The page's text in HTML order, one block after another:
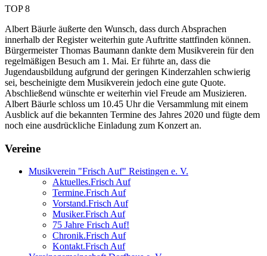
TOP 8
Albert Bäurle äußerte den Wunsch, dass durch Absprachen
innerhalb der Register weiterhin gute Auftritte stattfinden können.
Bürgermeister Thomas Baumann dankte dem Musikverein für den
regelmäßigen Besuch am 1. Mai. Er führte an, dass die
Jugendausbildung aufgrund der geringen Kinderzahlen schwierig
sei, bescheinigte dem Musikverein jedoch eine gute Quote.
Abschließend wünschte er weiterhin viel Freude am Musizieren.
Albert Bäurle schloss um 10.45 Uhr die Versammlung mit einem
Ausblick auf die bekannten Termine des Jahres 2020 und fügte dem
noch eine ausdrückliche Einladung zum Konzert an.
Vereine
Musikverein "Frisch Auf" Reistingen e. V.
Aktuelles.Frisch Auf
Termine.Frisch Auf
Vorstand.Frisch Auf
Musiker.Frisch Auf
75 Jahre Frisch Auf!
Chronik.Frisch Auf
Kontakt.Frisch Auf